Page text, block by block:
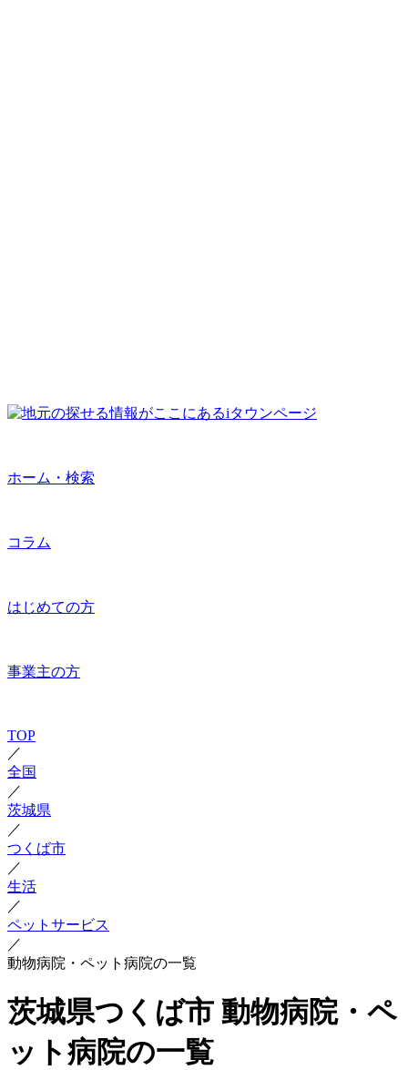
ホーム・検索
コラム
はじめての方
事業主の方
TOP
／
全国
／
茨城県
／
つくば市
／
生活
／
ペットサービス
／
動物病院・ペット病院の一覧
茨城県つくば市 動物病院・ペ
ット病院の一覧